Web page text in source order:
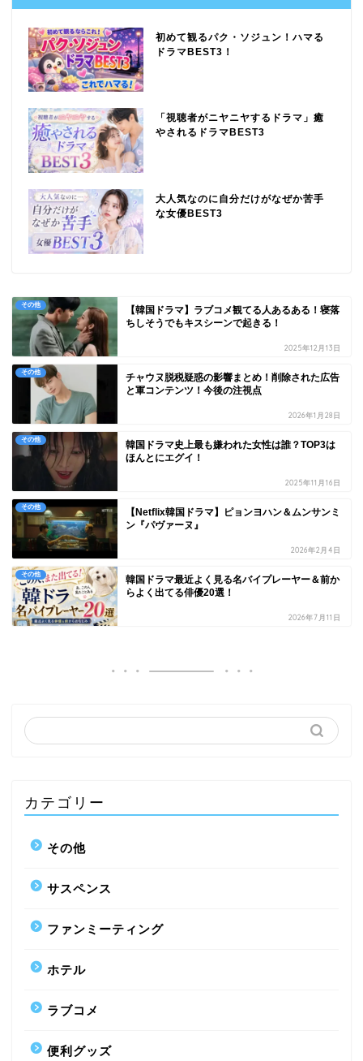
初めて観るパク・ソジュン！ハマる
ドラマBEST3！
「視聴者がニヤニヤするドラマ」癒
やされるドラマBEST3
大人気なのに自分だけがなぜか苦手
な女優BEST3
その他
【韓国ドラマ】ラブコメ観てる人あるある！寝落
ちしそうでもキスシーンで起きる！
2025年12月13日
その他
チャウヌ脱税疑惑の影響まとめ！削除された広告
と軍コンテンツ！今後の注視点
2026年1月28日
その他
韓国ドラマ史上最も嫌われた女性は誰？TOP3は
ほんとにエグイ！
2025年11月16日
その他
【Netflix韓国ドラマ】ピョンヨハン＆ムンサンミ
ン『パヴァーヌ』
2026年2月4日
その他
韓国ドラマ最近よく見る名バイプレーヤー＆前か
らよく出てる俳優20選！
2026年7月11日
カテゴリー
その他
サスペンス
ファンミーティング
ホテル
ラブコメ
便利グッズ